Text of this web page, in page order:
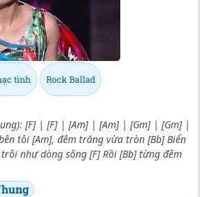
tình Rock Ballad
[F] | [F] | [Am] | [Am] | [Gm] | [Gm] |
tôi [Am], đêm trăng vừa tròn [Bb] Biển
như dòng sông [F] Rồi [Bb] từng đêm